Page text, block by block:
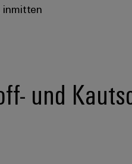
inmitten
und